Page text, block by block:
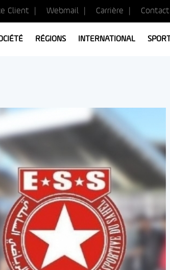
Client Webmail Carrière Contact
RÉGIONS INTERNATIONAL SPORT